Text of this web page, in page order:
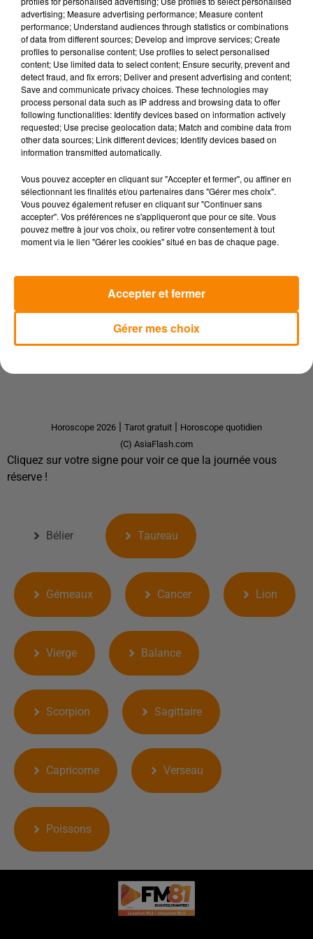
Horoscope B ¿½lier - Citation du jour
Deux ennemis sont l'un pour l'autre des yeux de lynx
(proverbe chinois).
Horoscope B ¿½lier - Nombre de chance
105
Horoscope B ¿½lier - Clin d'oeil
Montrez-vous opportuniste et consolidez les relations
| Tarot gratuit |
(C) AsiaFlash.com
DIMANCHE 9 AOÏ¿½T 2026)
Horoscope 2026 | Tarot gratuit | Horoscope quotidien
(C) AsiaFlash.com
Cliquez sur votre signe pour voir ce que la journée vous
réserve !
Bélier Taureau
Gémeaux Cancer Lion
Vierge Balance
Scorpion Sagittaire
Capricorne Verseau
Poissons
advertising; Measure advertising performance; Measure content
performance; Understand audiences through statistics or combinations
of data from different sources; Develop and improve services; Create
profiles to personalise content; Use profiles to select personalised
content; Use limited data to select content; Ensure security, prevent and
detect fraud, and fix errors; Deliver and present advertising and content;
Save and communicate privacy choices. These technologies may
process personal data such as IP address and browsing data to offer
following functionalities: Identify devices based on information actively
requested; Use precise geolocation data; Match and combine data from
other data sources; Link different devices; Identify devices based on
information transmitted automatically.
Vous pouvez accepter en cliquant sur "Accepter et fermer", ou affiner en
sélectionnant les finalités et/ou partenaires dans "Gérer mes choix".
Vous pouvez également refuser en cliquant sur "Continuer sans
accepter". Vos préférences ne s'appliqueront que pour ce site. Vous
pouvez mettre à jour vos choix, ou retirer votre consentement à tout
moment via le lien "Gérer les cookies" situé en bas de chaque page.
Gérer mes choix
Accepter et fermer